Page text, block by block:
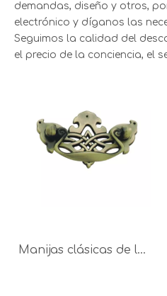
demandas, diseño y otros,
electrónico y díganos las
Seguimos la calidad del
el precio de la conciencia, el
Manijas clásicas de los